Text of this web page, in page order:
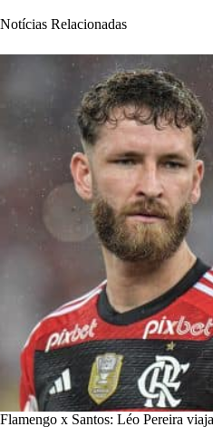
Notícias Relacionadas
Flamengo x Santos: Léo Pereira